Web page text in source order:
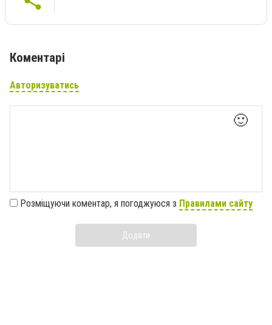
Коментарі
Авторизуватись
🙂
Розміщуючи коментар, я погоджуюся з Правилами сайту
Додати